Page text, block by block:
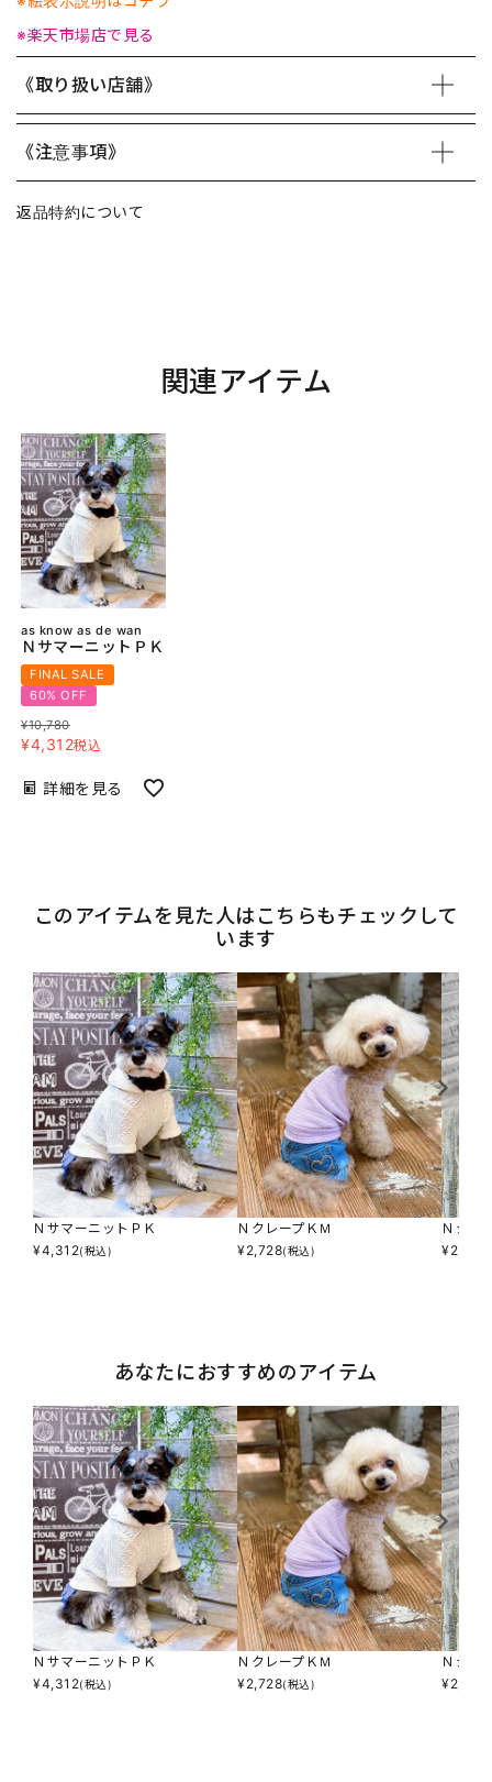
※楽天市場店で見る
《取り扱い店舗》
《注意事項》
返品特約について
関連アイテム
as know as de wan
ＮサマーニットＰＫ
FINAL SALE
60% OFF
¥10,780
¥4,312税込
詳細を見る
このアイテムを見た人はこちらもチェックして
います
ＮサマーニットＰＫ
¥4,312(税込)
ＮクレープＫＭ
¥2,728(税込)
Ｎジャ
¥2,860
あなたにおすすめのアイテム
ＮサマーニットＰＫ
¥4,312(税込)
ＮクレープＫＭ
¥2,728(税込)
Ｎジャ
¥2,860